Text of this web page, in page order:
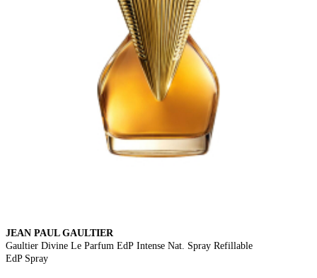
JEAN PAUL GAULTIER
Gaultier Divine Le Parfum EdP Intense Nat. Spray Refillable
EdP Spray